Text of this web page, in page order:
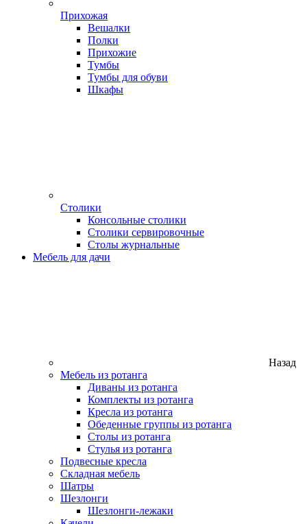
Прихожая
Вешалки
Полки
Прихожие
Тумбы
Тумбы для обуви
Шкафы
Столики
Консольные столики
Столики сервировочные
Столы журнальные
Мебель для дачи
Назад
Мебель из ротанга
Диваны из ротанга
Комплекты из ротанга
Кресла из ротанга
Обеденные группы из ротанга
Столы из ротанга
Стулья из ротанга
Подвесные кресла
Складная мебель
Шатры
Шезлонги
Шезлонги-лежаки